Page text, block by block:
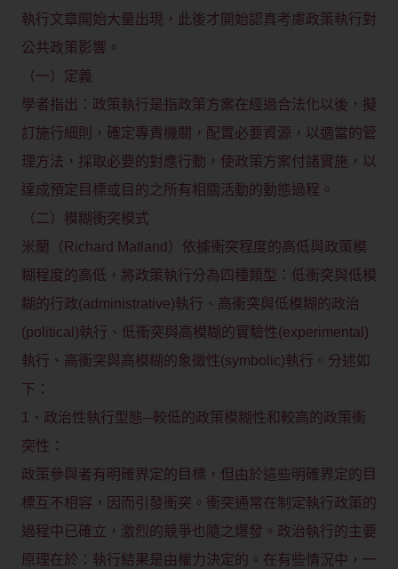
執行文章開始大量出現，此後才開始認真考慮政策執行對
公共政策影響。
（一）定義
學者指出：政策執行是指政策方案在經過合法化以後，擬
訂施行細則，確定專責機關，配置必要資源，以適當的管
理方法，採取必要的對應行動，使政策方案付諸實施，以
達成預定目標或目的之所有相關活動的動態過程。
（二）模糊衝突模式
米蘭（Richard Matland）依據衝突程度的高低與政策模
糊程度的高低，將政策執行分為四種類型：低衝突與低模
糊的行政(administrative)執行、高衝突與低模糊的政治
(political)執行、低衝突與高模糊的實驗性(experimental)
執行、高衝突與高模糊的象徵性(symbolic)執行。分述如
下：
1、政治性執行型態─較低的政策模糊性和較高的政策衝
突性：
政策參與者有明確界定的目標，但由於這些明確界定的目
標互不相容，因而引發衝突。衝突通常在制定執行政策的
過程中已確立，激烈的競爭也隨之爆發。政治執行的主要
原理在於：執行結果是由權力決定的。在有些情況中，一